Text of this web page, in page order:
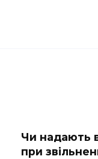
Чи надають
при